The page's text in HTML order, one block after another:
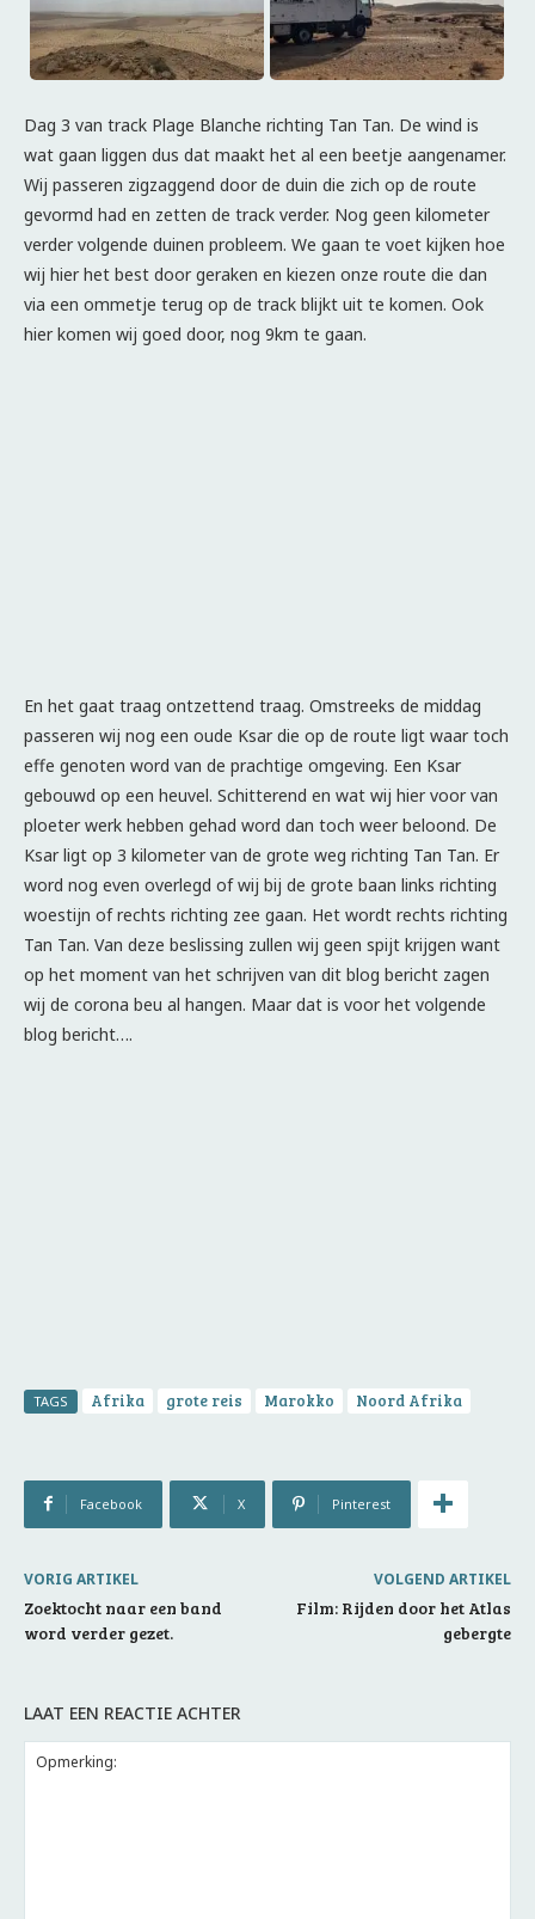
Dag 3 van track Plage Blanche richting Tan Tan. De wind is
wat gaan liggen dus dat maakt het al een beetje aangenamer.
Wij passeren zigzaggend door de duin die zich op de route
gevormd had en zetten de track verder. Nog geen kilometer
verder volgende duinen probleem. We gaan te voet kijken hoe
wij hier het best door geraken en kiezen onze route die dan
via een ommetje terug op de track blijkt uit te komen. Ook
hier komen wij goed door, nog 9km te gaan.
En het gaat traag ontzettend traag. Omstreeks de middag
passeren wij nog een oude Ksar die op de route ligt waar toch
effe genoten word van de prachtige omgeving. Een Ksar
gebouwd op een heuvel. Schitterend en wat wij hier voor van
ploeter werk hebben gehad word dan toch weer beloond. De
Ksar ligt op 3 kilometer van de grote weg richting Tan Tan. Er
word nog even overlegd of wij bij de grote baan links richting
woestijn of rechts richting zee gaan. Het wordt rechts richting
Tan Tan. Van deze beslissing zullen wij geen spijt krijgen want
op het moment van het schrijven van dit blog bericht zagen
wij de corona beu al hangen. Maar dat is voor het volgende
blog bericht….
TAGS Afrika grote reis Marokko Noord Afrika
Facebook X Pinterest
VORIG ARTIKEL
Zoektocht naar een band
word verder gezet.
VOLGEND ARTIKEL
Film: Rijden door het Atlas
gebergte
LAAT EEN REACTIE ACHTER